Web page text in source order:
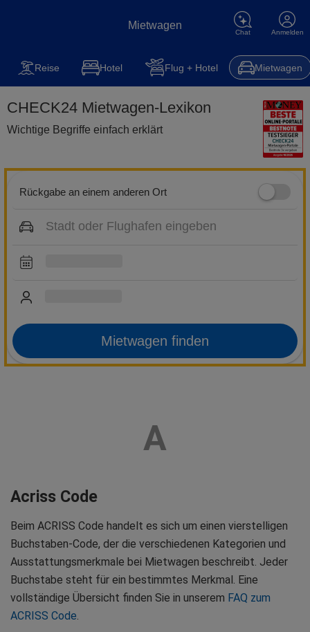
Mietwagen
Chat Anmelden
Mietwagen Reise Steuererklärung Kfz-Versicherung
Reise Hotel Flug + Hotel Mietwagen
CHECK24 Mietwagen-Lexikon
Wichtige Begriffe einfach erklärt
Rückgabe an einem anderen Ort
Mietwagen finden
A
Acriss Code
Beim ACRISS Code handelt es sich um einen vierstelligen
Buchstaben-Code, der die verschiedenen Kategorien und
Ausstattungsmerkmale bei Mietwagen beschreibt. Jeder
Buchstabe steht für ein bestimmtes Merkmal. Eine
vollständige Übersicht finden Sie in unserem FAQ zum
ACRISS Code.